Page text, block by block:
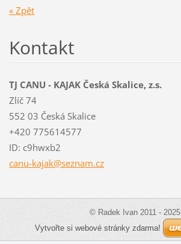
« Zpět
Kontakt
TJ CANU - KAJAK Česká Skalice, z.s.
Zlíč 74
552 03 Česká Skalice
+420 775614577
ID: c9hwxb2
canu-kajak@seznam.cz
© Radek Ivan 2011 - 2025
Vytvořte si webové stránky zdarma!